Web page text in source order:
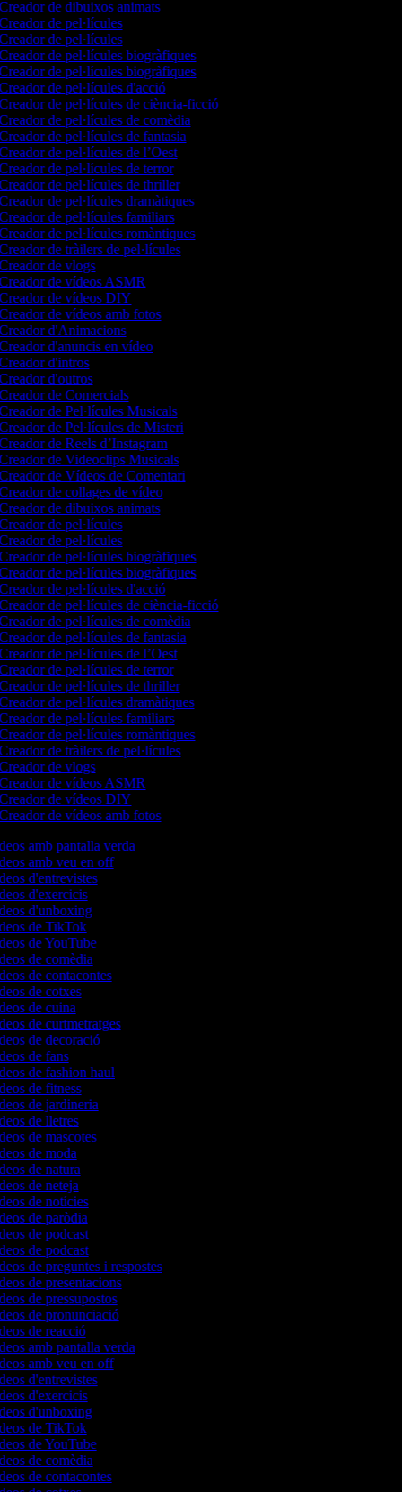
de dibuixos animats
de pel·lícules
de pel·lícules
de pel·lícules biogràfiques
de pel·lícules biogràfiques
de pel·lícules d'acció
de pel·lícules de ciència-ficció
de pel·lícules de comèdia
de pel·lícules de fantasia
de pel·lícules de l’Oest
de pel·lícules de terror
de pel·lícules de thriller
de pel·lícules dramàtiques
de pel·lícules familiars
de pel·lícules romàntiques
de tràilers de pel·lícules
de vlogs
de vídeos ASMR
de vídeos DIY
de vídeos amb fotos
d'Animacions
d'anuncis en vídeo
d'intros
d'outros
de Comercials
de Pel·lícules Musicals
de Pel·lícules de Misteri
de Reels d’Instagram
de Videoclips Musicals
de Vídeos de Comentari
de collages de vídeo
de dibuixos animats
de pel·lícules
de pel·lícules
de pel·lícules biogràfiques
de pel·lícules biogràfiques
de pel·lícules d'acció
de pel·lícules de ciència-ficció
de pel·lícules de comèdia
de pel·lícules de fantasia
de pel·lícules de l’Oest
de pel·lícules de terror
de pel·lícules de thriller
de pel·lícules dramàtiques
de pel·lícules familiars
de pel·lícules romàntiques
de tràilers de pel·lícules
de vlogs
de vídeos ASMR
de vídeos DIY
de vídeos amb fotos
amb pantalla verda
amb veu en off
d'entrevistes
d'exercicis
d'unboxing
de TikTok
de YouTube
de comèdia
de contacontes
de cotxes
de cuina
de curtmetratges
de decoració
de fans
de fashion haul
de fitness
de jardineria
de lletres
de mascotes
de moda
de natura
de neteja
de notícies
de paròdia
de podcast
de podcast
de preguntes i respostes
de presentacions
de pressupostos
de pronunciació
de reacció
amb pantalla verda
amb veu en off
d'entrevistes
d'exercicis
d'unboxing
de TikTok
de YouTube
de comèdia
de contacontes